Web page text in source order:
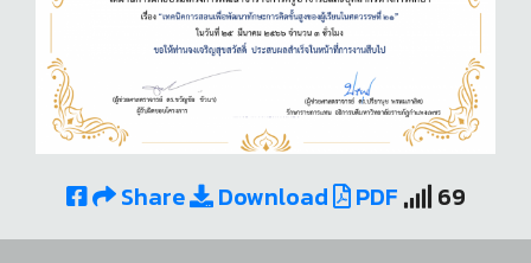
Share Download PDF 69